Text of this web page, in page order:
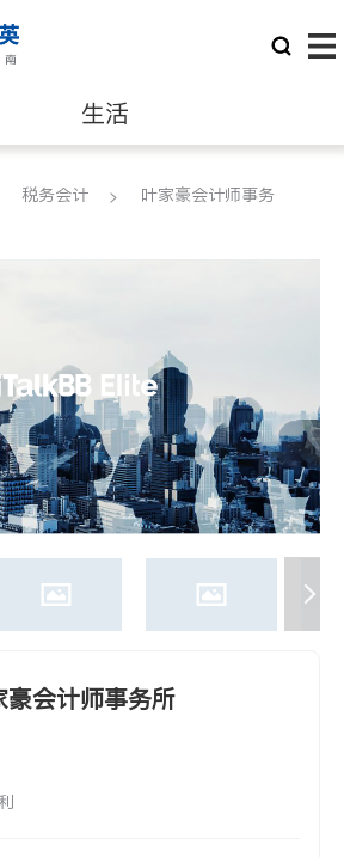
生活
律师
非盈利组织
税务会计
叶家豪会计师事务
豪会计师事务所